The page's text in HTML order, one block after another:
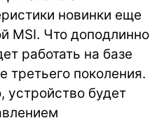
новинки еще
MSI. Что доподлинно
работать на базе
третьего поколения.
устройство будет